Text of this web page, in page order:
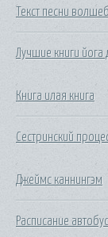
Текст песни
Лучшие книги
Книга илая книга
Сестринский
Джеймс каннингэм
Расписание